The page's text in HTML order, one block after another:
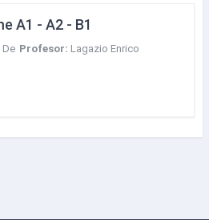
A1 - A2 - B1
De Profesor: Lagazio Enrico